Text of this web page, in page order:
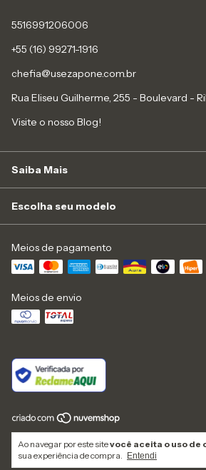
Ao navegar por este sitevocê aceita o uso de
sua experiência de compra.
Entendi
5516991206006
+55 (16) 99271-1916
chefia@usezapone.com.br
Rua Eliseu Guilherme, 255 - Boulevard -
Visite o nosso Blog!
Saiba Mais
Escolha seu modelo
Meios de pagamento
Meios de envio
Copyright Zapone Camisaria Indústria e
2026. Todos os direitos reservados.